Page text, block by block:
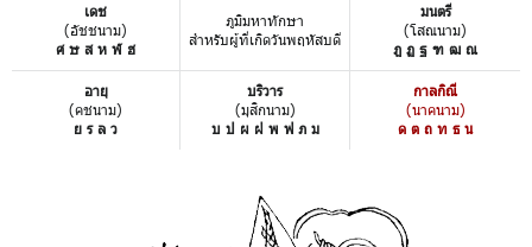
เดช
(อัชชนาม)
ศ ษ ส ห ฬ ฮ
ภูมิมหาทักษา
สำหรับผู้ที่เกิดวันพฤหัสบดี
มนตรี
(โสณนาม)
ฎ ฏ ฐ ฑ ฒ ณ
อายุ
(คชนาม)
ย ร ล ว
บริวาร
(มุสิกนาม)
บ ป ผ ฝ พ ฟ ภ ม
กาลกิณี
(นาคนาม)
ด ต ถ ท ธ น